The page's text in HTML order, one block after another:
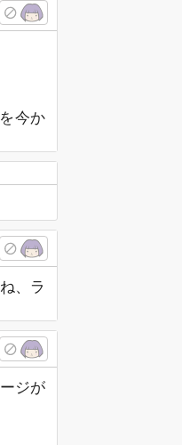
今か
、ラ
ジが